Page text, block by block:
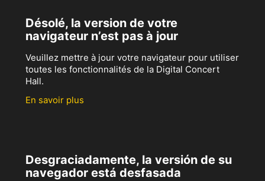
Désolé, la version de votre
navigateur n’est pas à jour
Veuillez mettre à jour votre navigateur pour utiliser
toutes les fonctionnalités de la Digital Concert
Hall.
En savoir plus
Desgraciadamente, la versión de su
navegador está desfasada